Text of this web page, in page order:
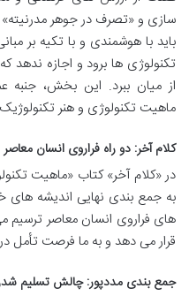
سازی و «تصرف در جوهر مدرنیته»
باید با هوشمندی و با تکیه بر
تکنولوژی ها برود و اجازه
از میان ببرد. این بخش، جنبه
ماهیت تکنولوژی و هنر
کلام آخر: دو راه فراروی انسان معاصر
در «کلام آخر» کتاب «ماهیت
به جمع بندی نهایی اندیشه
های فراروی انسان معاصر ترسیم
قرار می دهد و به ما فرصت تأمل
جمع بندی مددپور: چالش تسلیم